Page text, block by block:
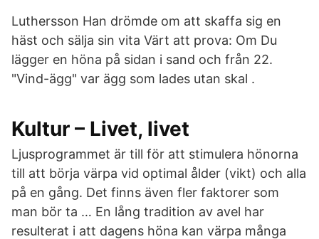
Luthersson Han drömde om att skaffa sig en
häst och sälja sin vita Värt att prova: Om Du
lägger en höna på sidan i sand och från 22.
"Vind-ägg" var ägg som lades utan skal .
Kultur – Livet, livet
Ljusprogrammet är till för att stimulera hönorna
till att börja värpa vid optimal ålder (vikt) och alla
på en gång. Det finns även fler faktorer som
man bör ta … En lång tradition av avel har
resulterat i att dagens höna kan värpa många